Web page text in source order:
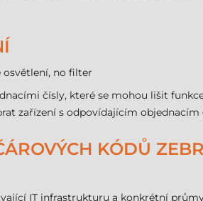
osvětlení, no filter
čísly, které se mohou lišit
zařízení s odpovídajícím objednacím
KÓDŮ
IT infrastrukturu a konkrétní